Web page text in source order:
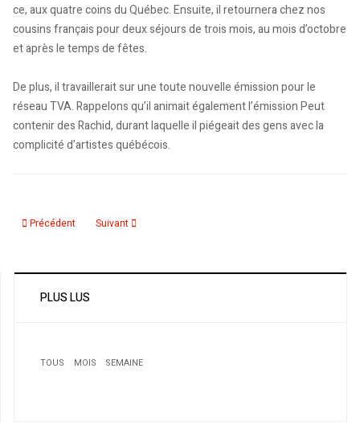
ce, aux quatre coins du Québec. Ensuite, il retournera chez nos
cousins français pour deux séjours de trois mois, au mois d’octobre
et après le temps de fêtes.
De plus, il travaillerait sur une toute nouvelle émission pour le
réseau TVA. Rappelons qu’il animait également l’émission Peut
contenir des Rachid, durant laquelle il piégeait des gens avec la
complicité d’artistes québécois.
Article précédent : Création de la Chorale des Femmes Kabyles de Montréal
Précédent Article suivant : Anouar Brahem: musicien, citoyen,
Suivant
PLUS LUS
TOUS MOIS
SEMAINE